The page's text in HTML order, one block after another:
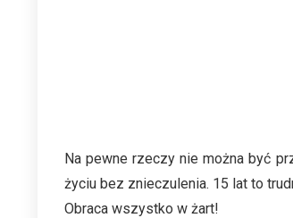
Na pewne rzeczy nie można być
życiu bez znieczulenia. 15 lat to
Obraca wszystko w żart!